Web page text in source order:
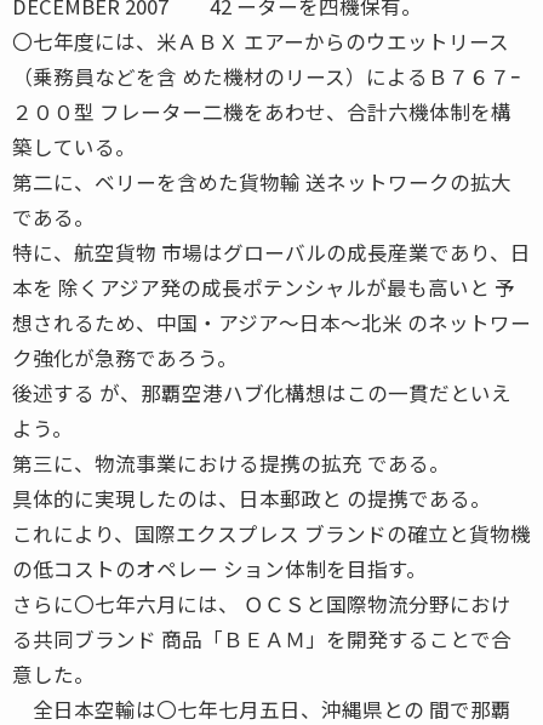
〇七年度には、米ＡＢＸ エアーからのウエットリース
（乗務員などを含 めた機材のリース）によるＢ７６７ｰ
２００型 フレーター二機をあわせ、合計六機体制を構
築している。
第二に、ベリーを含めた貨物輸 送ネットワークの拡大
である。
特に、航空貨物 市場はグローバルの成長産業であり、日
本を 除くアジア発の成長ポテンシャルが最も高いと 予
想されるため、中国・アジア〜日本〜北米 のネットワー
ク強化が急務であろう。
後述する が、那覇空港ハブ化構想はこの一貫だといえ
よう。
第三に、物流事業における提携の拡充 である。
具体的に実現したのは、日本郵政と の提携である。
これにより、国際エクスプレス ブランドの確立と貨物機
の低コストのオペレー ション体制を目指す。
さらに〇七年六月には、 ＯＣＳと国際物流分野におけ
る共同ブランド 商品「ＢＥＡＭ」を開発することで合
意した。
全日本空輸は〇七年七月五日、沖縄県との 間で那覇